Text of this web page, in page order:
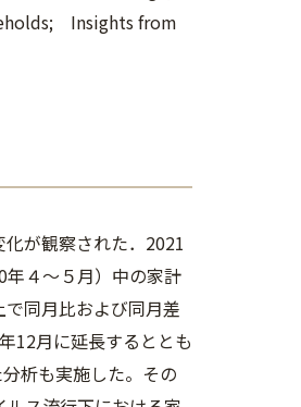
Insights from
が観察された．2021
４～５月）中の家計
同月比および同月差
12月に延長するととも
析も実施した。その